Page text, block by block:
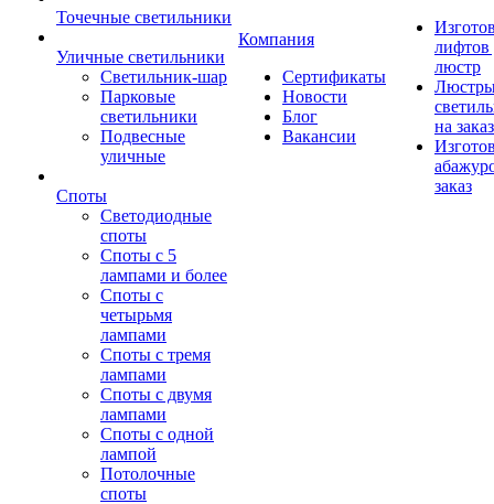
Точечные светильники
Уличные светильники
Светильник-шар
Парковые
светильники
Подвесные
уличные
Споты
Светодиодные
споты
Споты с 5
лампами и более
Споты с
четырьмя
лампами
Споты с тремя
лампами
Споты с двумя
лампами
Споты с одной
лампой
Потолочные
споты
Компания
Сертификаты
Новости
Блог
Вакансии
лифтов
люстр
на заказ
заказ